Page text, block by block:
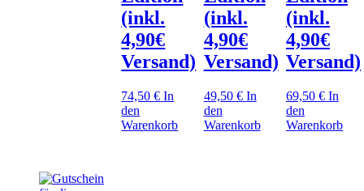
(inkl.
4,90€
Versand)
74,50€ In
den
Warenkorb
(inkl.
4,90€
Versand)
49,50 € In
den
Warenkorb
(inkl.
4,90€
Versand)
69,50 € In
den
Warenkorb